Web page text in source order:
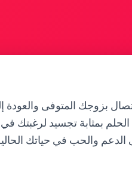
بزوجك المتوفى والعودة
بمثابة تجسيد لرغبتك
والحب في حياتك